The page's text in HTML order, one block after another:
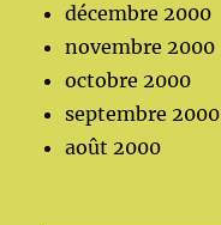
décembre 2000
novembre 2000
octobre 2000
septembre 2000
août 2000